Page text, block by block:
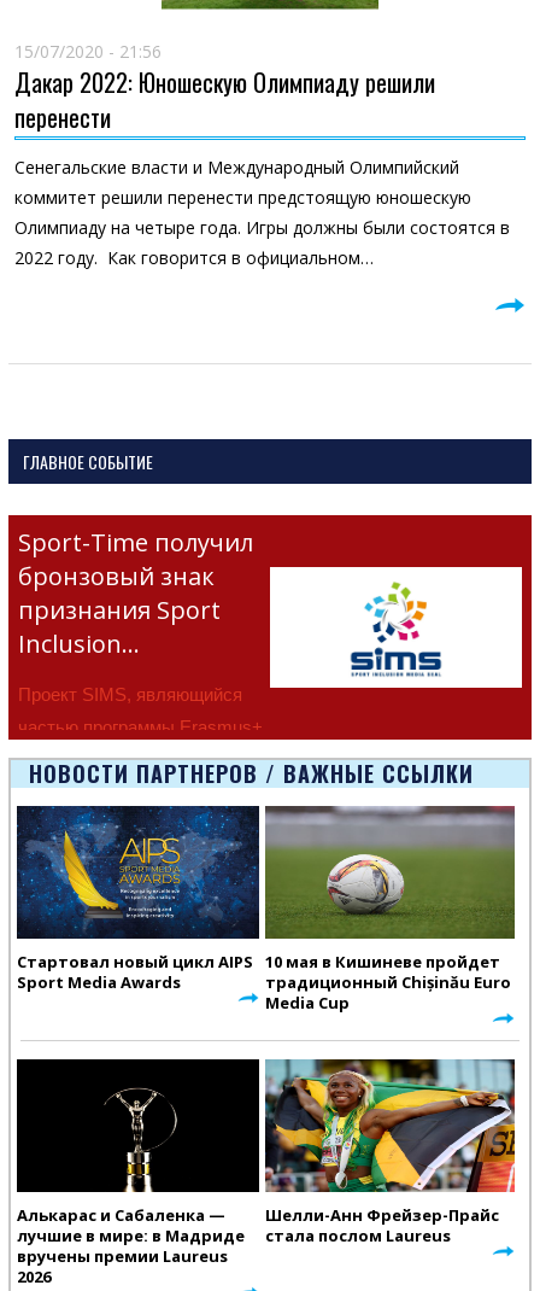
15/07/2020 - 21:56
Дакар 2022: Юношескую Олимпиаду решили
перенести
Сенегальские власти и Международный Олимпийский
коммитет решили перенести предстоящую юношескую
Олимпиаду на четыре года. Игры должны были состоятся в
2022 году. Как говорится в официальном…
ГЛАВНОЕ СОБЫТИЕ
Sport-Time получил
бронзовый знак
признания Sport
Inclusion…
Проект SIMS, являющийся
частью программы Erasmus+
Европейско
НОВОСТИ ПАРТНЕРОВ / ВАЖНЫЕ ССЫЛКИ
Стартовал новый цикл AIPS
Sport Media Awards
10 мая в Кишиневе пройдет
традиционный Chișinău Euro
Media Cup
Алькарас и Сабаленка —
лучшие в мире: в Мадриде
вручены премии Laureus
2026
Шелли-Анн Фрейзер-Прайс
стала послом Laureus